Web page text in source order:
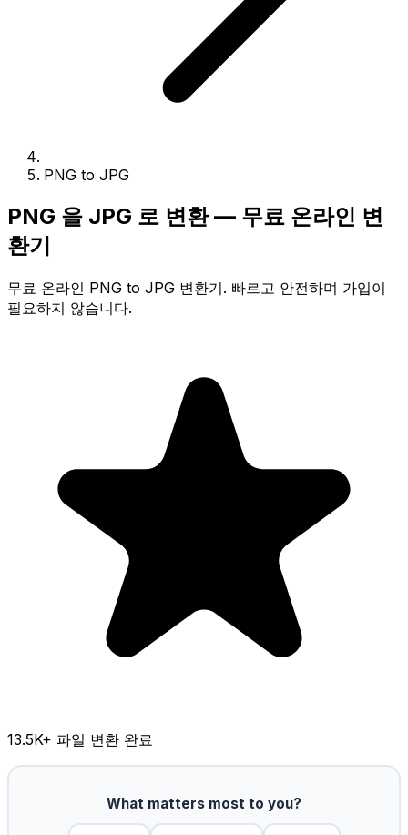
PNG to JPG
PNG 을 JPG 로 변환 — 무료 온라인 변
환기
무료 온라인 PNG to JPG 변환기. 빠르고 안전하며 가입이
필요하지 않습니다.
13.5K+ 파일 변환 완료
What matters most to you?